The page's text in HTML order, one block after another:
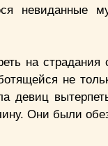
невиданные
на страдания
не
девиц
Они были